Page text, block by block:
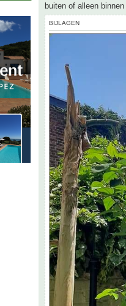
buiten of alleen binnen
BIJLAGEN